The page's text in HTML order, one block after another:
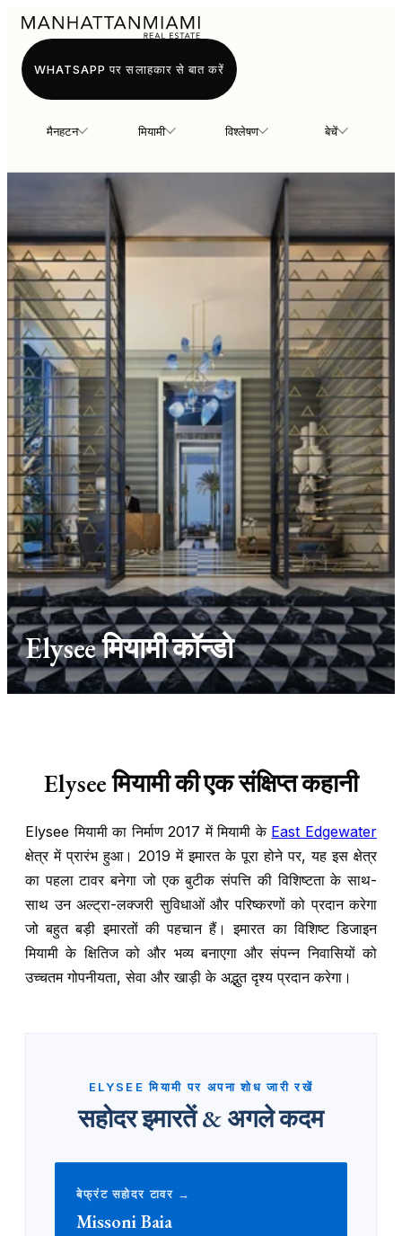
मैनहटन मियामी विश्लेषण बेचें
WHATSAPP पर सलाहकार से बात करें
Elysee मियामी कॉन्डो
Elysee मियामी की एक संक्षिप्त कहानी
Elysee मियामी का निर्माण 2017 में मियामी के East Edgewater
क्षेत्र में प्रारंभ हुआ। 2019 में इमारत के पूरा होने पर, यह इस क्षेत्र
का पहला टावर बनेगा जो एक बुटीक संपत्ति की विशिष्टता के साथ-
साथ उन अल्ट्रा-लक्जरी सुविधाओं और परिष्करणों को प्रदान करेगा
जो बहुत बड़ी इमारतों की पहचान हैं। इमारत का विशिष्ट डिजाइन
मियामी केक्षितिजको और भव्य बनाएगा और संपन्न निवासियों को
उच्चतम गोपनीयता, सेवा और खाड़ी के अद्भुत दृश्य प्रदान करेगा।
ELYSEE मियामी पर अपना शोध जारी रखें
सहोदर इमारतें & अगले कदम
बेफ्रंट सहोदर टावर →
Missoni Baia